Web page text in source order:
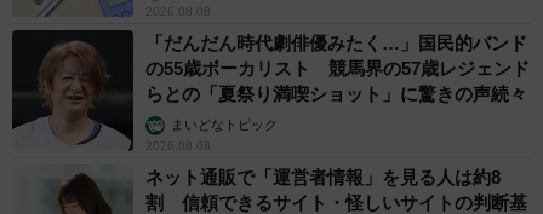
またカミングアウトした場合、もし相手が受け入れてくだ
さらなかった時には大きな喪失感となり、恋愛に対する否
定的な経験として記憶に残ってしまいます。逆に相手が受
け入れてくださった場合、それは深い絆となり、長期的な
関係性を築くうえでの強固な礎にもなり得ます。
2026.08.08
「だんだん時代劇俳優みたく…」国民的バンド
の55歳ボーカリスト 競馬界の57歳レジェンド
らとの「夏祭り満喫ショット」に驚きの声続々
まいどなトピック
2026.08.08
ネット通販で「運営者情報」を見る人は約8
割 信頼できるサイト・怪しいサイトの判断基